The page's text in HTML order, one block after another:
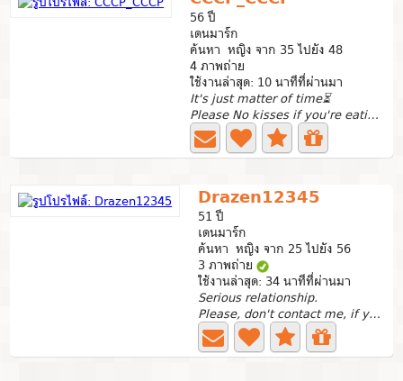
56 ปี
เดนมาร์ก
ค้นหา หญิง จาก 35 ไปยัง 48
4 ภาพถ่าย
ใช้งานล่าสุด: 10 นาทีที่ผ่านมา
It's just matter of time⏳
Please No kisses if you're eating frogs 🐸🐸🐸 Hi 👋..how...
Drazen12345
51 ปี
เดนมาร์ก
ค้นหา หญิง จาก 25 ไปยัง 56
3 ภาพถ่าย
ใช้งานล่าสุด: 34 นาทีที่ผ่านมา
Serious relationship.
Please, don't contact me, if you are selling s*x, or if...